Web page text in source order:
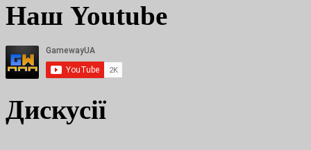
Наш Youtube
Дискусії